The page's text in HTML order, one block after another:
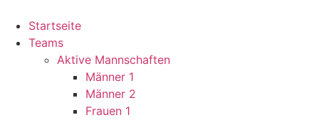
Startseite
Teams
Aktive Mannschaften
Männer 1
Männer 2
Frauen 1